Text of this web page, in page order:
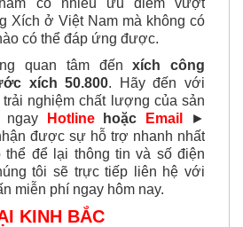
Xích ở Việt Nam mà không có
có thể đáp ứng được.
quan tâm đếnxích công
xích 50.800. Hãy đến với
nghiệm chất lượng của sản
ngay
Hotline hoặc Email
►
được sự hỗ trợ nhanh nhất
thể để lại thông tin và số điện
tôi sẽ trực tiếp liên hệ với
miễn phí ngay hôm nay.
KINH BẮC